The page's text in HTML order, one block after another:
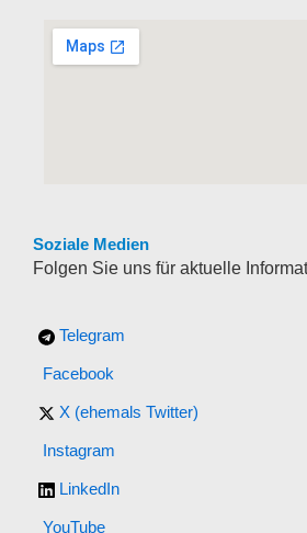
Soziale Medien
Folgen Sie uns für aktuelle
Telegram
Facebook
X (ehemals Twitter)
Instagram
LinkedIn
YouTube